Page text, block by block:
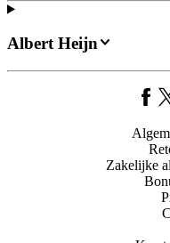
Albert Heijn
Zakelijke